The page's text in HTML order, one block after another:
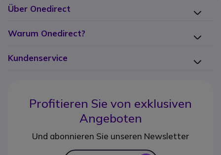
Über Onedirect
Warum Onedirect?
Kundenservice
Profitieren Sie von exklusiven
Angeboten
Und abonnieren Sie unseren Newsletter